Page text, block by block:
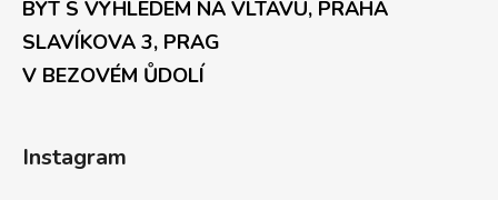
BYT S VÝHLEDEM NA VLTAVU, PRAHA
SLAVÍKOVA 3, PRAG
V BEZOVÉM ŮDOLÍ
Instagram